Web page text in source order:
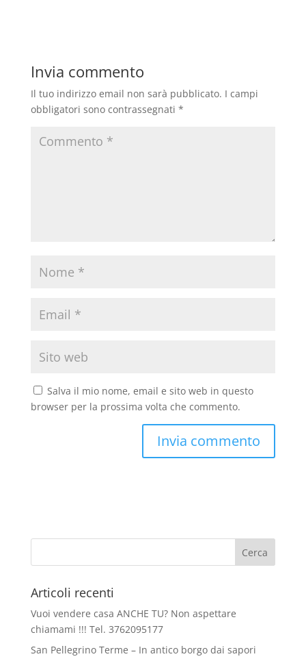
Invia commento
Il tuo indirizzo email non sarà pubblicato. I campi
obbligatori sono contrassegnati *
Salva il mio nome, email e sito web in questo
browser per la prossima volta che commento.
Articoli recenti
Vuoi vendere casa ANCHE TU? Non aspettare
chiamami !!! Tel. 3762095177
San Pellegrino Terme – In antico borgo dai sapori